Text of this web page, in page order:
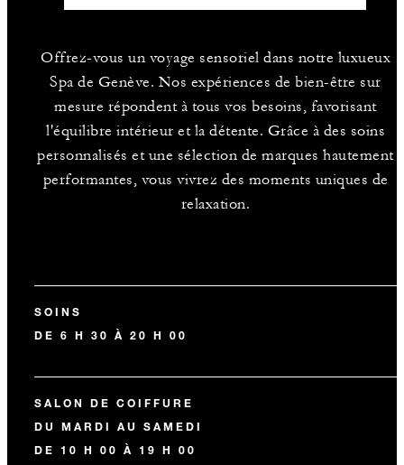
Offrez-vous un voyage sensoriel dans notre luxueux
Spa de Genève. Nos expériences de bien-être sur
mesure répondent à tous vos besoins, favorisant
l'équilibre intérieur et la détente. Grâce à des soins
personnalisés et une sélection de marques hautement
performantes, vous vivrez des moments uniques de
relaxation.
SOINS
DE 6 H 30 À 20 H 00
SALON DE COIFFURE
DU MARDI AU SAMEDI
DE 10 H 00 À 19 H 00